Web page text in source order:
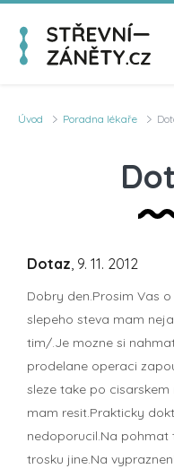
Úvod Poradna lékaře
Dotaz, 9. 11. 2012
Dobry den.Prosim Vas
slepeho steva mam
tim/.Je mozne si
prodelane operaci
sleze take po
mam resit.Prakticky
nedoporucil.Na
trosku jine.Na